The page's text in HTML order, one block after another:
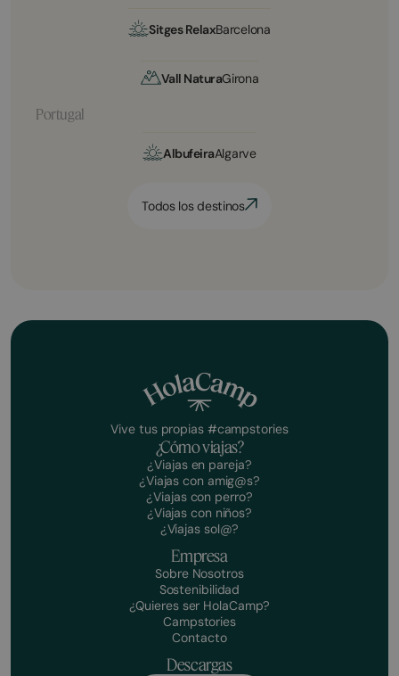
Sitges RelaxBarcelona
Vall NaturaGirona
Portugal
AlbufeiraAlgarve
Todos los destinos
Vive tus propias #campstories
¿Cómo viajas?
¿Viajas en pareja?
¿Viajas con amig@s?
¿Viajas con perro?
¿Viajas con niños?
¿Viajas sol@?
Empresa
Sobre Nosotros
Sostenibilidad
¿Quieres ser HolaCamp?
Campstories
Contacto
Descargas